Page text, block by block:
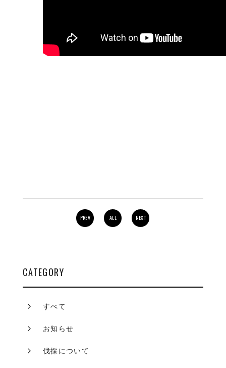
PREV ALL NEXT
CATEGORY
すべて
お知らせ
伐採について